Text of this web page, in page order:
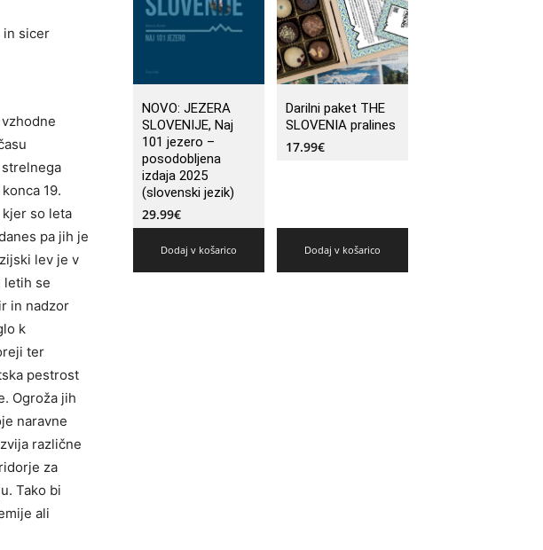
in sicer
19.
so leta
pa jih je
lev je v
letih se
in nadzor
k
ter
pestrost
Ogroža jih
naravne
različne
za
Tako bi
ali
NOVO: JEZERA
SLOVENIJE, Naj
101 jezero –
posodobljena
izdaja 2025
(slovenski jezik)
29.99€
Dodaj v košarico
Darilni paket THE
SLOVENIA pralines
17.99€
Dodaj v košarico